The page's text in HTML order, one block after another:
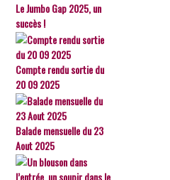
Le Jumbo Gap 2025, un
succès !
Compte rendu sortie du
20 09 2025
Balade mensuelle du 23
Aout 2025